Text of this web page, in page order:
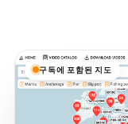
구독에 포함된 지도